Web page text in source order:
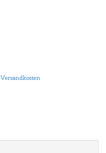
Versandkosten